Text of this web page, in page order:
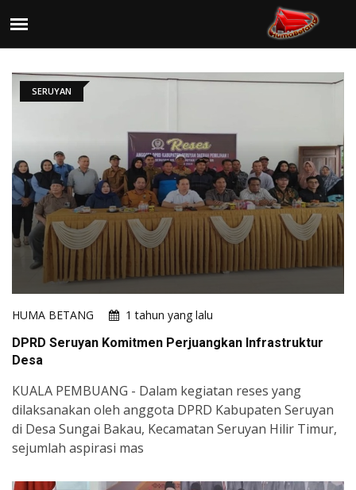
SERUYAN
HUMA BETANG
1 tahun yang lalu
DPRD Seruyan Komitmen Perjuangkan Infrastruktur
Desa
KUALA PEMBUANG - Dalam kegiatan reses yang
dilaksanakan oleh anggota DPRD Kabupaten Seruyan
di Desa Sungai Bakau, Kecamatan Seruyan Hilir Timur,
sejumlah aspirasi mas